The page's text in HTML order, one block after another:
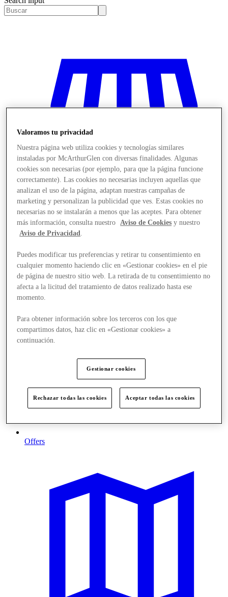
Stores
Offers
Valoramos tu privacidad
Nuestra página web utiliza cookies y tecnologías similares
instaladas por McArthurGlen con diversas finalidades. Algunas
cookies son necesarias (por ejemplo, para que la página funcione
correctamente). Las cookies no necesarias incluyen aquellas que
analizan el uso de la página, adaptan nuestras campañas de
marketing y personalizan la publicidad que ves. Estas cookies no
necesarias no se instalarán a menos que las aceptes. Para obtener
más información, consulta nuestro
Aviso de Cookies y nuestro
Aviso de Privacidad.
Puedes modificar tus preferencias y retirar tu consentimiento en
cualquier momento haciendo clic en «Gestionar cookies» en el pie
de página de nuestro sitio web. La retirada de tu consentimiento no
afecta a la licitud del tratamiento de datos realizado hasta ese
momento.
Para obtener información sobre los terceros con los que
compartimos datos, haz clic en «Gestionar cookies» a
continuación.
Gestionar cookies
Rechazar todas las cookies Aceptar todas las cookies